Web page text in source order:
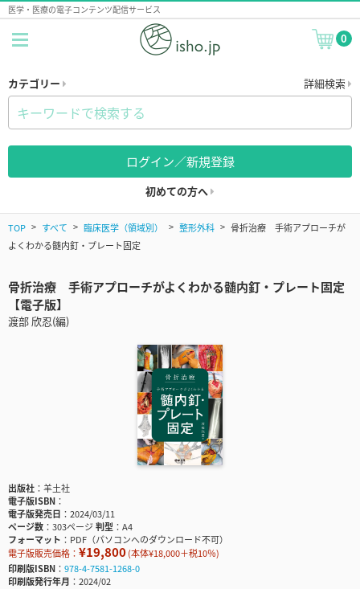
医学・医療の電子コンテンツ配信サービス
0
カテゴリー 詳細検索
ログイン／新規登録
初めての方へ
TOP すべて 臨床医学（領域別） 整形外科
骨折治療 手術アプローチが
よくわかる髄内釘・プレート固定
骨折治療 手術アプローチがよくわかる髄内釘・プレート固定
【電子版】
渡部 欣忍(編)
出版社
羊土社
電子版ISBN
電子版発売日
2024/03/11
ページ数
303ページ判型
A4
フォーマット
PDF（パソコンへのダウンロード不可）
電子版販売価格： ¥19,800(本体¥18,000＋税10％)
印刷版ISBN
978-4-7581-1268-0
印刷版発行年月
2024/02